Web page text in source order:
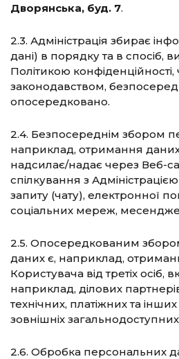
Дворянська, буд. 7.
2.3. Адміністрація збирає
дані) в порядку та в спосіб,
Політикою
законодавством,
опосередковано.
2.4. Безпосереднім збором
наприклад, отримання
надсилає/надає через Веб-
спілкування з
запиту (чату), електронної
соціальних мереж,
2.5. Опосередкованим
даних є, наприклад,
Користувача від третіх осіб,
наприклад, ділових
технічних, платіжних та
зовнішніх
2.6. Обробка персональних